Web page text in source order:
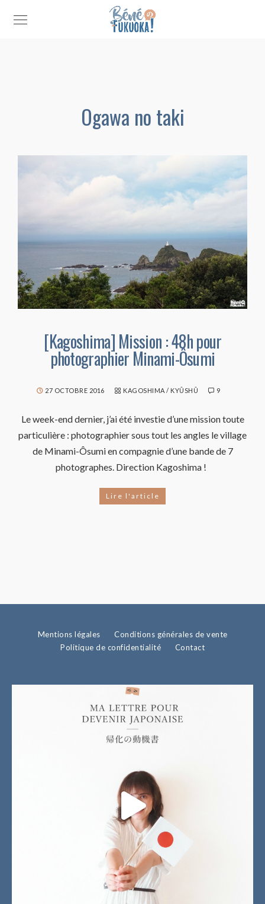
Ogawa no taki
[Kagoshima] Mission : 48h pour
photographier Minami-Ôsumi
27 OCTOBRE 2016 KAGOSHIMA / KYÛSHÛ 9
Le week-end dernier, j’ai été investie d’une mission toute
particulière : photographier sous tout les angles le village
de Minami-Ôsumi en compagnie d’une bande de 7
photographes. Direction Kagoshima !
Lire l'article
Mentions légales
Conditions générales de vente
Politique de confidentialité
Contact